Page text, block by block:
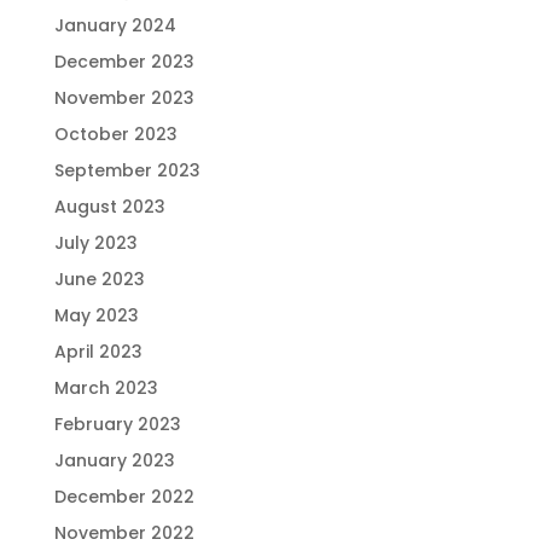
January 2024
December 2023
November 2023
October 2023
September 2023
August 2023
July 2023
June 2023
May 2023
April 2023
March 2023
February 2023
January 2023
December 2022
November 2022